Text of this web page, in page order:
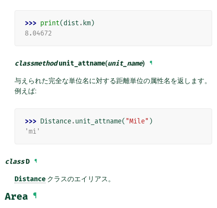
>>> print(dist . km)
8.04672
classmethod unit_attname(unit_name) ¶
与えられた完全な単位名に対する距離単位の属性名を返します。
例えば:
>>> Distance.unit_attname( "Mile" )
'mi'
classD ¶
Distanceクラスのエイリアス。
Area ¶